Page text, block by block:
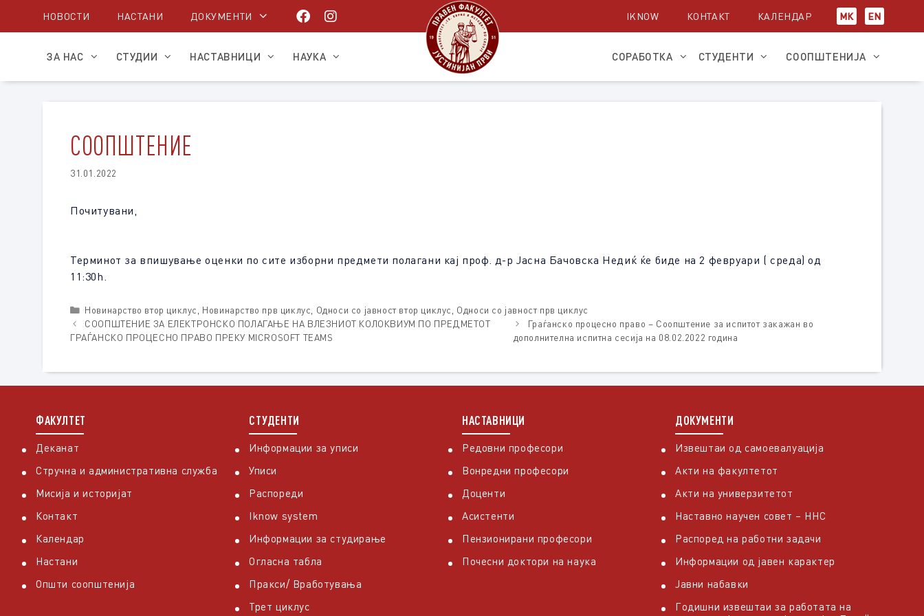
НОВОСТИ НАСТАНИ ДОКУМЕНТИ IKNOW КОНТАКТ КАЛЕНДАР МК EN
ЗА НАС СТУДИИ НАСТАВНИЦИ НАУКА СОРАБОТКА СТУДЕНТИ СООПШТЕНИЈА
СООПШТЕНИЕ
31.01.2022
Почитувани,
Терминот за впишување оценки по сите изборни предмети полагани кај проф. д-р Јасна Бачовска Недиќ ќе биде на 2 февруари ( среда) од
11:30h.
Categories
Новинарство втор циклус, Новинарство прв циклус, Односи со јавност втор циклус, Односи со јавност прв циклус
СООПШТЕНИЕ ЗА ЕЛЕКТРОНСКО ПОЛАГАЊЕ НА ВЛЕЗНИОТ КОЛОКВИУМ ПО ПРЕДМЕТОТ
ГРАЃАНСКО ПРОЦЕСНО ПРАВО ПРЕКУ MICROSOFT TEAMS
Граѓанско процесно право – Соопштение за испитот закажан во
дополнителна испитна сесија на 08.02.2022 година
ФАКУЛТЕТ
Деканат
Стручна и административна служба
Мисија и историјат
Контакт
Календар
Настани
Општи соопштенија
СТУДЕНТИ
Информации за уписи
Уписи
Распореди
Iknow system
Информации за студирање
Огласна табла
Пракси/ Вработувања
Трет циклус
НАСТАВНИЦИ
Редовни професори
Вонредни професори
Доценти
Асистенти
Пензионирани професори
Почесни доктори на наука
ДОКУМЕНТИ
Извештаи од самоевалуација
Акти на факултетот
Акти на универзитетот
Наставно научен совет – ННС
Распоред на работни задачи
Информации од јавен карактер
Јавни набавки
Годишни извештаи за работата на